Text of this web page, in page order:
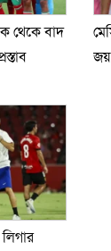
থেকে বাদ
জয়